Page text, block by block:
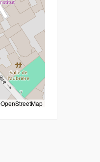
OpenStreetMap